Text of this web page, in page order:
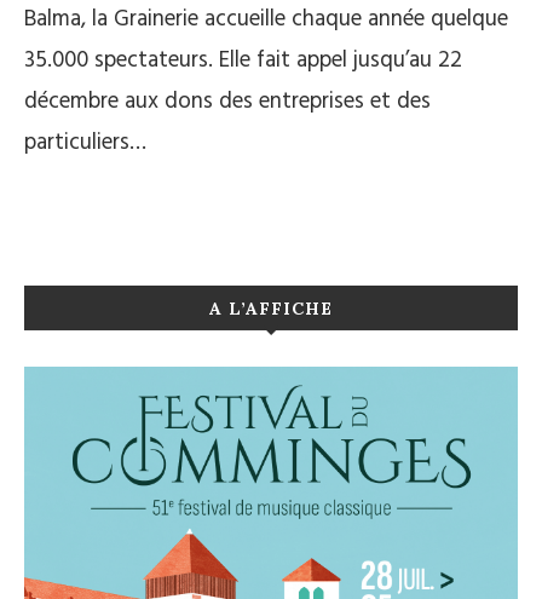
Balma, la Grainerie accueille chaque année quelque
35.000 spectateurs. Elle fait appel jusqu’au 22
décembre aux dons des entreprises et des
particuliers…
A L’AFFICHE